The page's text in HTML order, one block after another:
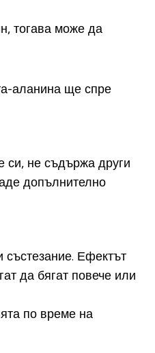
тогава може да
аланина ще спре
си, не съдържа други
допълнително
състезание. Ефектът
да бягат повече или
по време на